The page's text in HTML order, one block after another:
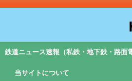
鉄道ニュース速報（私鉄・地下鉄・路面
当サイトについて